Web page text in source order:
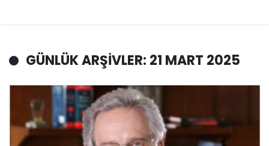
GÜNLÜK ARŞIVLER: 21 MART 2025